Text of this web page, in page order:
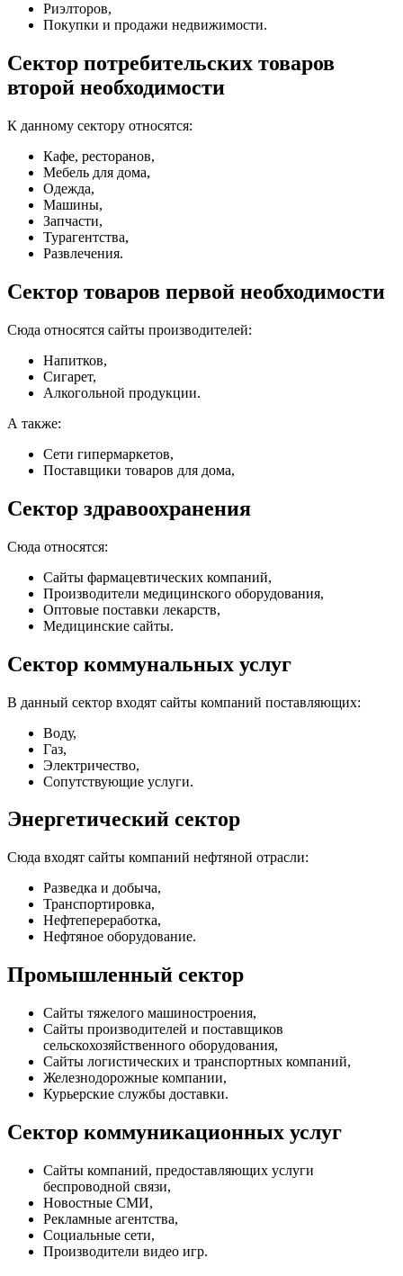
Риэлторов,
Покупки и продажи недвижимости.
Сектор потребительских товаров
второй необходимости
К данному сектору относятся:
Кафе, ресторанов,
Мебель для дома,
Одежда,
Машины,
Запчасти,
Турагентства,
Развлечения.
Сектор товаров первой необходимости
Сюда относятся сайты производителей:
Напитков,
Сигарет,
Алкогольной продукции.
А также:
Сети гипермаркетов,
Поставщики товаров для дома,
Сектор здравоохранения
Сюда относятся:
Сайты фармацевтических компаний,
Производители медицинского оборудования,
Оптовые поставки лекарств,
Медицинские сайты.
Сектор коммунальных услуг
В данный сектор входят сайты компаний поставляющих:
Воду,
Газ,
Электричество,
Сопутствующие услуги.
Энергетический сектор
Сюда входят сайты компаний нефтяной отрасли:
Разведка и добыча,
Транспортировка,
Нефтепереработка,
Нефтяное оборудование.
Промышленный сектор
Сайты тяжелого машиностроения,
Сайты производителей и поставщиков
сельскохозяйственного оборудования,
Сайты логистических и транспортных компаний,
Железнодорожные компании,
Курьерские службы доставки.
Сектор коммуникационных услуг
Сайты компаний, предоставляющих услуги
беспроводной связи,
Новостные СМИ,
Рекламные агентства,
Социальные сети,
Производители видео игр.